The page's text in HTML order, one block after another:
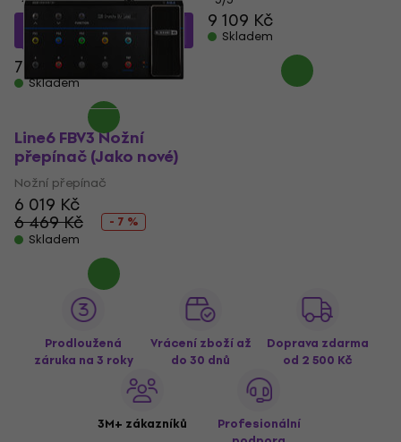
6 970 Kč s kódem
MUZMUZ-5
7 363 Kč
Skladem
9 109 Kč
Skladem
Line6 FBV3 Nožní
přepínač (Jako nové)
Nožní přepínač
6 019 Kč
6 469 Kč
- 7 %
Skladem
Prodloužená
záruka na 3 roky
Vrácení zboží až
do 30 dnů
Doprava zdarma
od 2 500 Kč
3M+ zákazníků
Profesionální